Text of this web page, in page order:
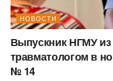
НОВОСТИ
Выпускник НГМУ
травматологом в
№ 14